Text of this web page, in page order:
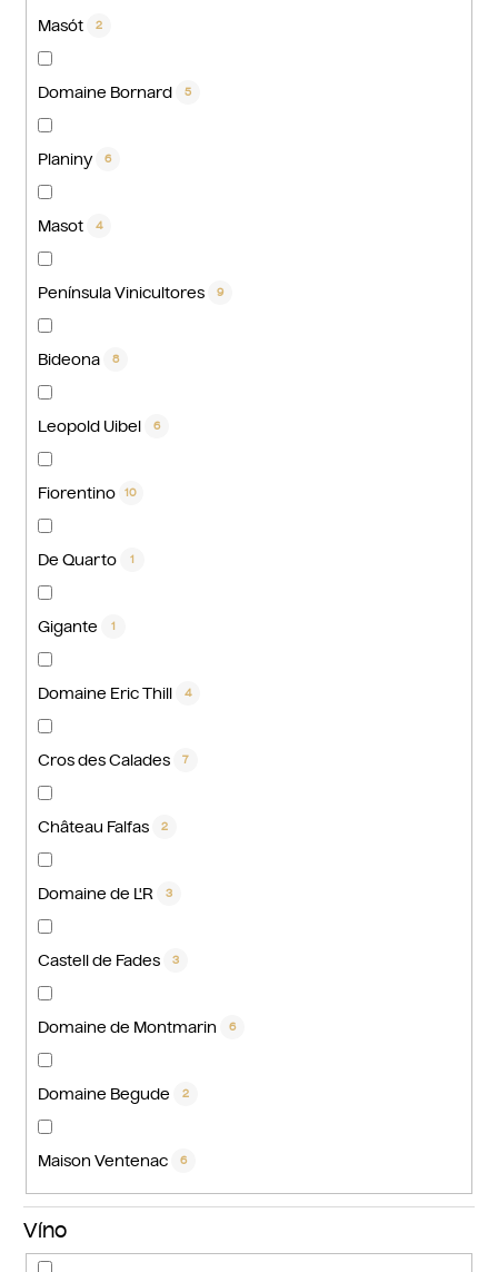
Masót 2
Domaine Bornard 5
Planiny 6
Masot 4
Península Vinicultores 9
Bideona 8
Leopold Uibel 6
Fiorentino 10
De Quarto 1
Gigante 1
Domaine Eric Thill 4
Cros des Calades 7
Château Falfas 2
Domaine de L'R 3
Castell de Fades 3
Domaine de Montmarin 6
Domaine Begude 2
Maison Ventenac 6
Víno